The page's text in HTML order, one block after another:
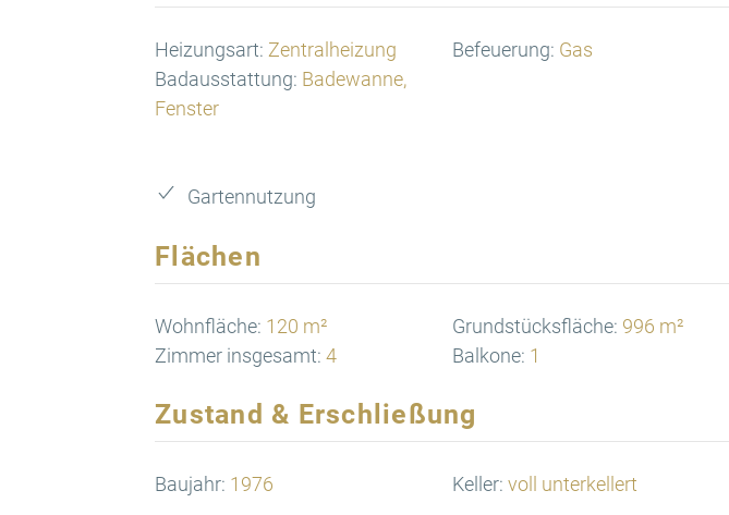
Heizungsart: Zentralheizung Befeuerung: Gas
Badausstattung: Badewanne,
Fenster
Gartennutzung
Flächen
Wohnfläche: 120 m² Grundstücksfläche: 996 m²
Zimmer insgesamt: 4 Balkone: 1
Zustand & Erschließung
Baujahr: 1976 Keller: voll unterkellert